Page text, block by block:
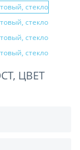
ЦВЕТ